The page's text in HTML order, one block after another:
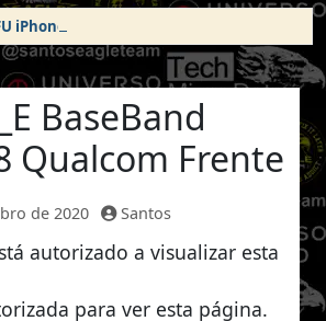
iPhone 14 Pro Max
BaseBand
Qualcom Frente
de 2020 Santos
autorizado a visualizar esta
para ver esta página.